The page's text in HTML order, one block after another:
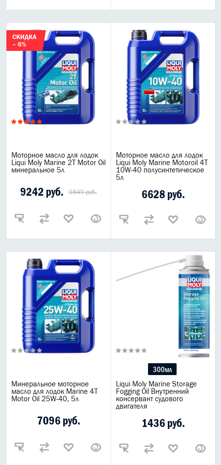
СКИДКА
– 6%
Моторное масло для лодок
Liqui Moly Marine 2T Motor Oil
минеральное 5л
9242 руб. 9849 руб.
Моторное масло для лодок
Liqui Moly Marine Motoroil 4T
10W-40 полусинтетическое
5л
6628 руб.
Минеральное моторное
масло для лодок Marine 4T
Motor Oil 25W-40, 5л
7096 руб.
300мл
Liqui Moly Marine Storage
Fogging Oil Внутренний
консервант судового
двигателя
1436 руб.